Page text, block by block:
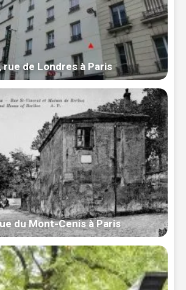
rue de Londres à Paris
du Mont-Cenis à Paris